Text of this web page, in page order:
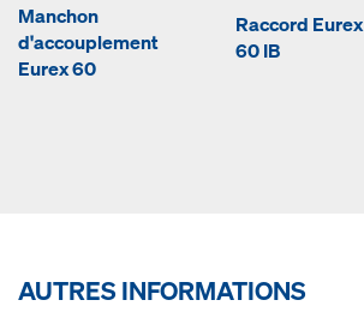
Manchon
d'accouplement
Eurex 60
Raccord Eurex
60 IB
AUTRES INFORMATIONS